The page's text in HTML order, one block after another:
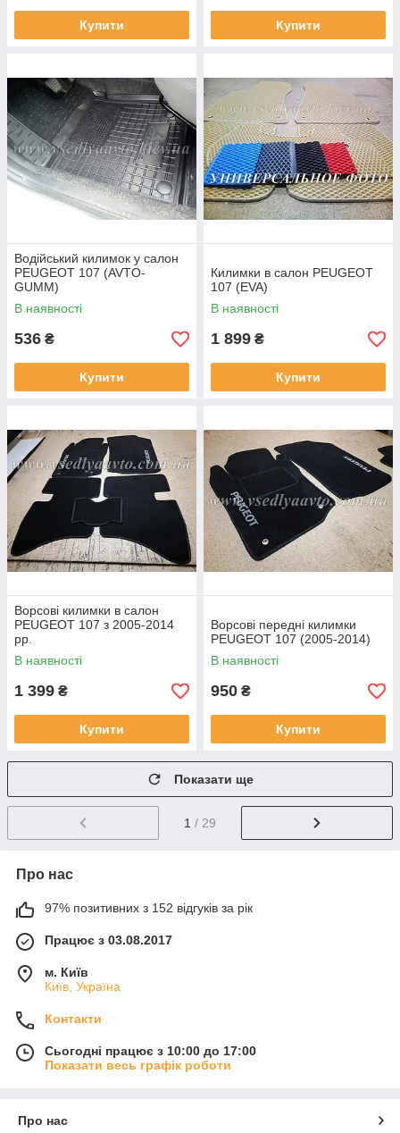
Купити Купити
Водійський килимок у салон
PEUGEOT 107 (AVTO-
GUMM)
В наявності
536 ₴
Купити
Килимки в салон PEUGEOT
107 (EVA)
В наявності
1 899 ₴
Купити
Ворсові килимки в салон
PEUGEOT 107 з 2005-2014
рр.
В наявності
1 399 ₴
Купити
Ворсові передні килимки
PEUGEOT 107 (2005-2014)
В наявності
950 ₴
Купити
Показати ще
1 / 29
Про нас
97% позитивних з 152 відгуків за рік
Працює з 03.08.2017
м. Київ
Київ, Україна
Контакти
Сьогодні працює з 10:00 до 17:00
Показати весь графік роботи
Про нас